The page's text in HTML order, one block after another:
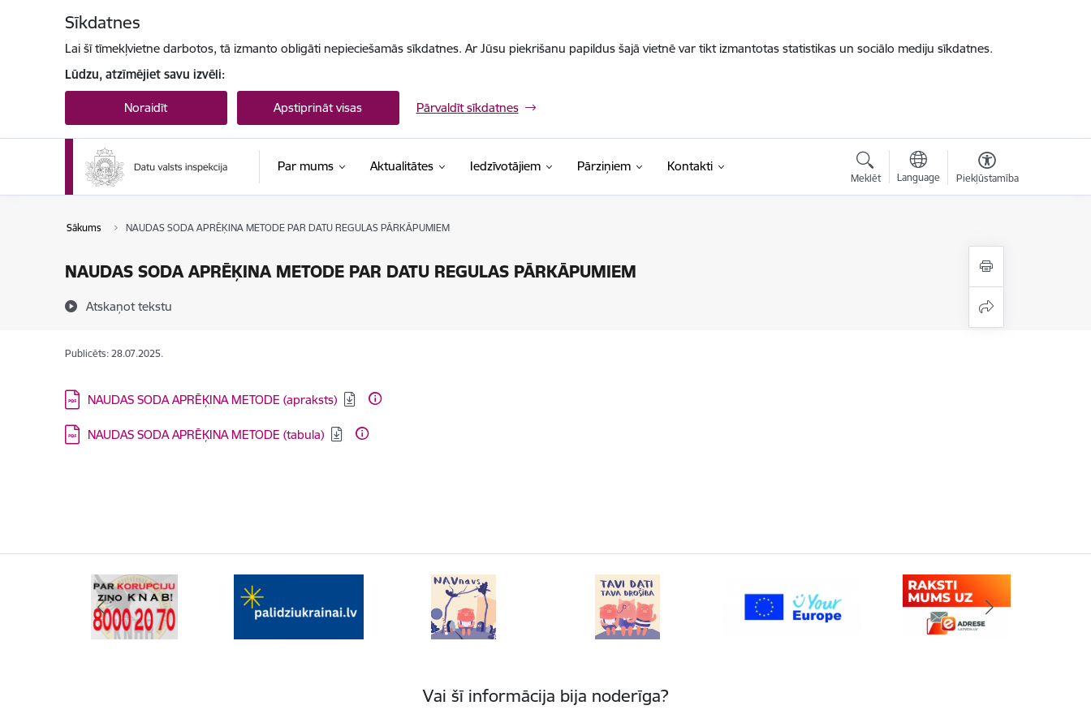
Sīkdatnes
Lai šī tīmekļvietne darbotos, tā izmanto obligāti nepieciešamās sīkdatnes. Ar Jūsu piekrišanu papildus šajā vietnē var tikt izmantotas statistikas un sociālo mediju sīkdatnes.
Lūdzu, atzīmējiet savu izvēli:
Noraidīt Apstiprināt visas Pārvaldīt sīkdatnes
Par mums Aktualitātes Iedzīvotājiem Pārziņiem Kontakti
Meklēt Language Piekļūstamība
Sākums NAUDAS SODA APRĒĶINA METODE PAR DATU REGULAS PĀRKĀPUMIEM
NAUDAS SODA APRĒĶINA METODE PAR DATU REGULAS PĀRKĀPUMIEM
Atskaņot tekstu
Publicēts: 28.07.2025.
Lejupielādēt:
NAUDAS SODA APRĒĶINA METODE (apraksts)
Lejupielādēt:
NAUDAS SODA APRĒĶINA METODE (tabula)
Vai šī informācija bija noderīga?